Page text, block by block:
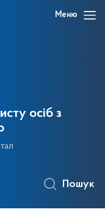
Меню
осіб з
Пошук